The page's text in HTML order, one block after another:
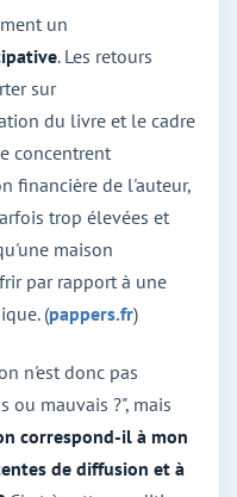
un
. Les retours
sur
du livre et le cadre
concentrent
financière de l'auteur,
trop élevées et
maison
par rapport à une
(pappers.fr)
n'est donc pas
ou mauvais ?", mais
correspond-il à mon
de diffusion et à